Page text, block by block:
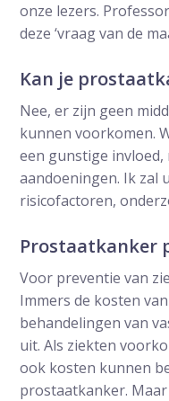
onze lezers.
deze ‘vraag van de
Kan je
Nee, er zijn geen
kunnen voorkomen.
een gunstige
aandoeningen. Ik zal
risicofactoren,
Prostaatkanker
Voor preventie van
Immers de kosten
behandelingen van
uit. Als ziekten
ook kosten kunnen
prostaatkanker.